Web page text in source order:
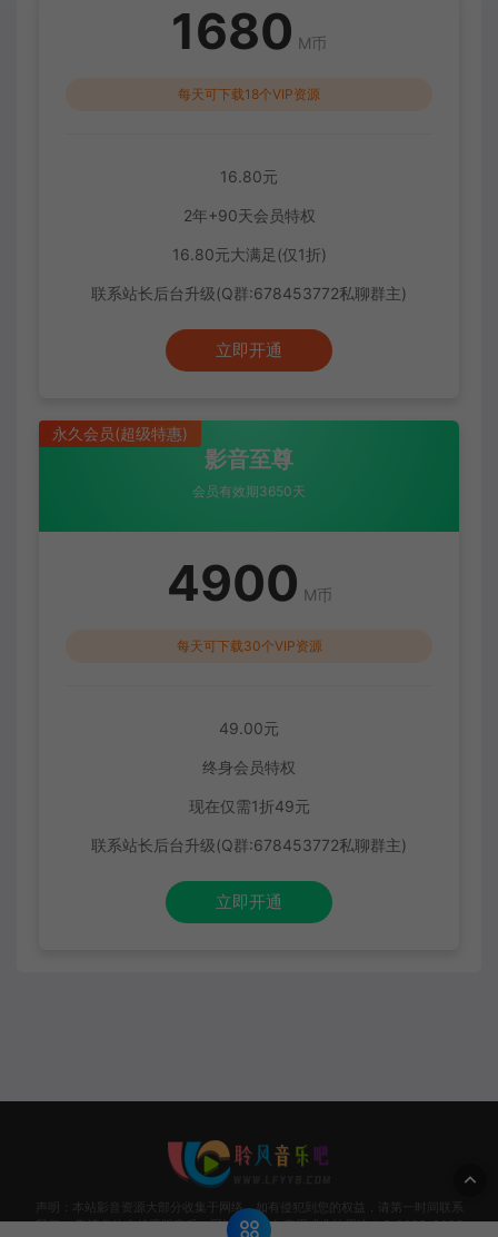
1680 M币
每天可下载18个VIP资源
16.80元
2年+90天会员特权
16.80元大满足(仅1折)
联系站长后台升级(Q群:678453772私聊群主)
立即开通
永久会员(超级特惠)
影音至尊
会员有效期3650天
4900 M币
每天可下载30个VIP资源
49.00元
终身会员特权
现在仅需1折49元
联系站长后台升级(Q群:678453772私聊群主)
立即开通
声明：本站影音资源大部分收集于网络，如有侵犯到您的权益，请第一时间联系
我们。 敬请各位支持正版音乐，网站资源请勿商用或非法用途！© 2020-2026